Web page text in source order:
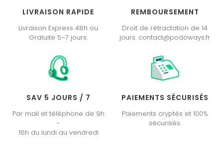
LIVRAISON RAPIDE
Livraison Express 48h ou
Gratuite 5–7 jours.
REMBOURSEMENT
Droit de rétractation de 14
jours. contact@podoways.fr
SAV 5 JOURS / 7
Par mail et téléphone de 9h
-
16h du lundi au vendredi
PAIEMENTS SÉCURISÉS
Paiements cryptés et 100%
sécurisés.